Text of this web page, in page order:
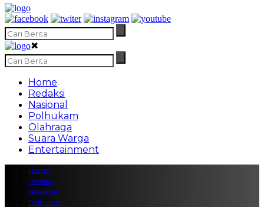
✖
Home
Redaksi
Nasional
Polhukam
Olahraga
Suara Warga
Entertainment
Home
Redaksi
Nasional
Polhukam